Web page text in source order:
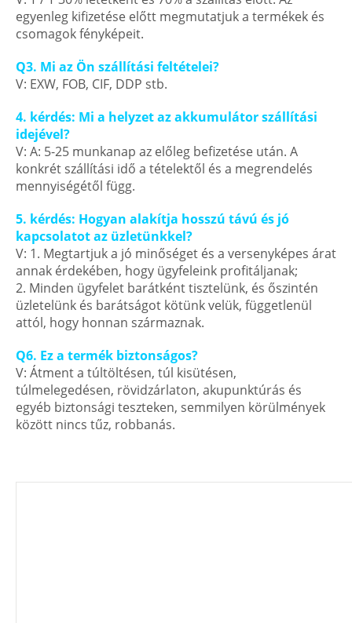
egyenleg kifizetése előtt megmutatjuk a termékek és
csomagok fényképeit.
Q3. Mi az Ön szállítási feltételei?
V: EXW, FOB, CIF, DDP stb.
4. kérdés: Mi a helyzet az akkumulátor szállítási
idejével?
V: A: 5-25 munkanap az előleg befizetése után. A
konkrét szállítási idő a tételektől és a megrendelés
mennyiségétől függ.
5. kérdés: Hogyan alakítja hosszú távú és jó
kapcsolatot az üzletünkkel?
V: 1. Megtartjuk a jó minőséget és a versenyképes árat
annak érdekében, hogy ügyfeleink profitáljanak;
2. Minden ügyfelet barátként tisztelünk, és őszintén
üzletelünk és barátságot kötünk velük, függetlenül
attól, hogy honnan származnak.
Q6. Ez a termék biztonságos?
V: Átment a túltöltésen, túl kisütésen,
túlmelegedésen, rövidzárlaton, akupunktúrás és
egyéb biztonsági teszteken, semmilyen körülmények
között nincs tűz, robbanás.